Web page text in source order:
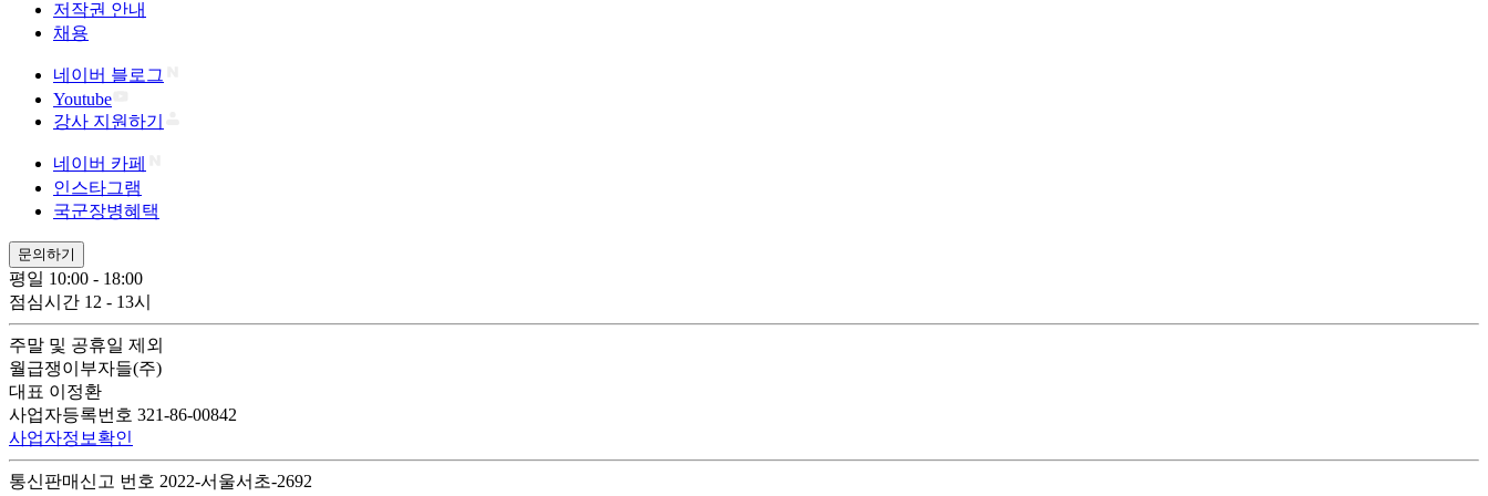
저작권 안내
채용
네이버 블로그
Youtube
강사 지원하기
네이버 카페
인스타그램
국군장병혜택
문의하기
평일 10:00 - 18:00
점심시간 12 - 13시
주말 및 공휴일 제외
월급쟁이부자들(주)
대표 이정환
사업자등록번호 321-86-00842
사업자정보확인
통신판매신고 번호 2022-서울서초-2692